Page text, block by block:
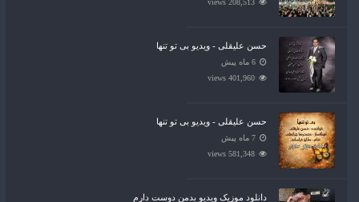
208,513 views
حسن علیقلی - ویدیو بی تو تنها
6 ماه پیش
401,960 views
حسن علیقلی - ویدیو بی تو تنها
7 ماه پیش
581,348 views
دانلود موزیک ویدیو بدمن دوست دارم